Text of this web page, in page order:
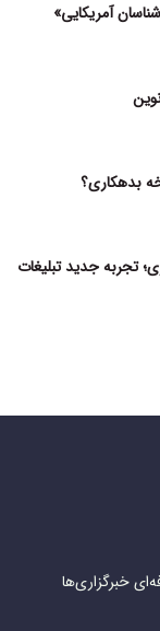
آمریکایی»
بدهکاری؟
تجربه جدید تبلیغات
خبرگزاری‌ها